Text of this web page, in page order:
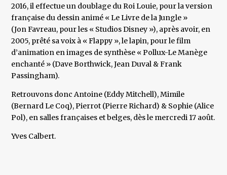
2016, il effectue un doublage du Roi Louie, pour la version
française du dessin animé « Le Livre de la Jungle »
(Jon Favreau, pour les « Studios Disney »), après avoir, en
2005, prêté sa voix à « Flappy », le lapin, pour le film
d’animation en images de synthèse « Pollux-Le Manège
enchanté » (Dave Borthwick, Jean Duval & Frank
Passingham).
Retrouvons donc Antoine (Eddy Mitchell), Mimile
(Bernard Le Coq), Pierrot (Pierre Richard) & Sophie (Alice
Pol), en salles françaises et belges, dès le mercredi 17 août.
Yves Calbert.